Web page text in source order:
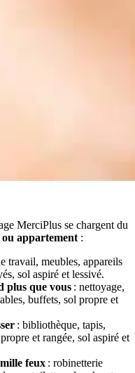
MerciPlus se chargent du
ou appartement :
travail, meubles, appareils
sol aspiré et lessivé.
plus que vous : nettoyage,
buffets, sol propre et
: bibliothèque, tapis,
et rangée, sol aspiré et
feux : robinetterie